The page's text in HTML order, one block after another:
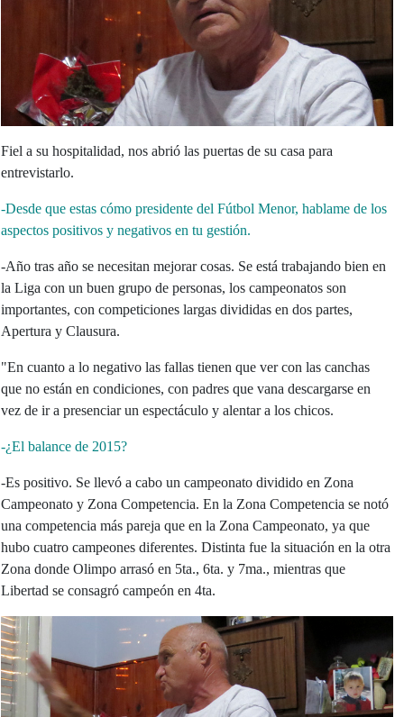
Fiel a su hospitalidad, nos abrió las puertas de su casa para
entrevistarlo.
-Desde que estas cómo presidente del Fútbol Menor, hablame de los
aspectos positivos y negativos en tu gestión.
-Año tras año se necesitan mejorar cosas. Se está trabajando bien en
la Liga con un buen grupo de personas, los campeonatos son
importantes, con competiciones largas divididas en dos partes,
Apertura y Clausura.
"En cuanto a lo negativo las fallas tienen que ver con las canchas
que no están en condiciones, con padres que vana descargarse en
vez de ir a presenciar un espectáculo y alentar a los chicos.
-¿El balance de 2015?
-Es positivo. Se llevó a cabo un campeonato dividido en Zona
Campeonato y Zona Competencia. En la Zona Competencia se notó
una competencia más pareja que en la Zona Campeonato, ya que
hubo cuatro campeones diferentes. Distinta fue la situación en la otra
Zona donde Olimpo arrasó en 5ta., 6ta. y 7ma., mientras que
Libertad se consagró campeón en 4ta.